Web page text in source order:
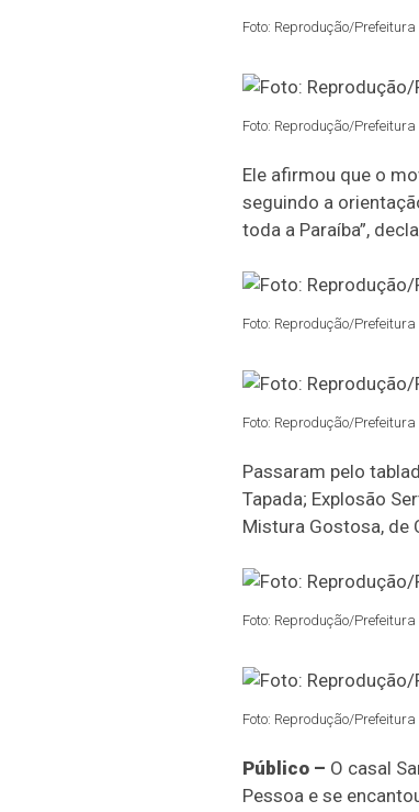
Foto: Reprodução/
Foto: Reprodução/
Ele afirmou que o
seguindo a
toda a Paraíba”,
Foto: Reprodução/
Foto: Reprodução/
Passaram pelo
Tapada; Explosão
Mistura Gostosa, de
Foto: Reprodução/
Foto: Reprodução/
Público – O casal
Pessoa e se